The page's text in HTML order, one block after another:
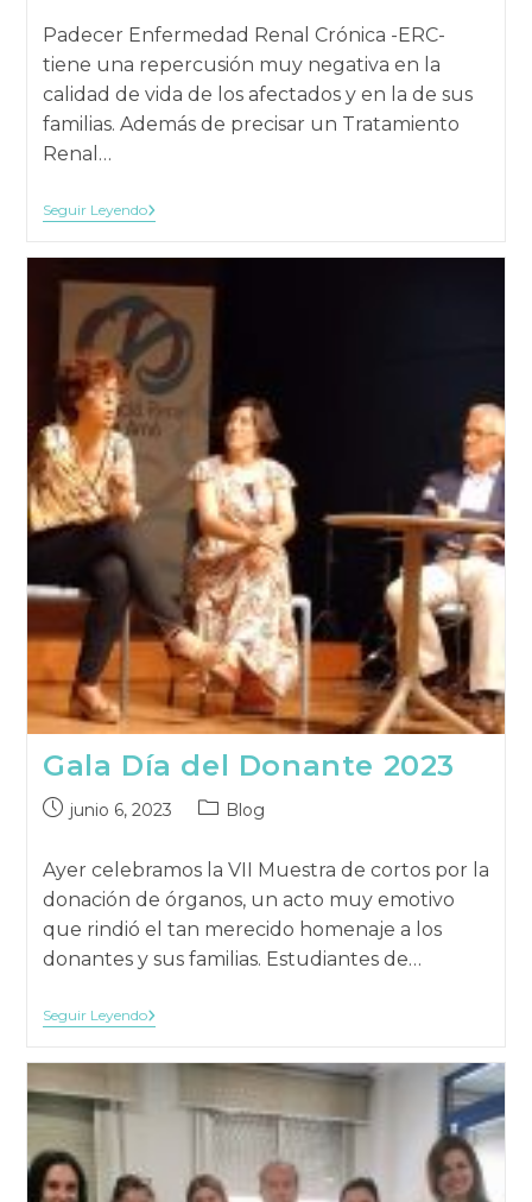
la
publicación:
Padecer Enfermedad Renal Crónica -ERC-
tiene una repercusión muy negativa en la
calidad de vida de los afectados y en la de sus
familias. Además de precisar un Tratamiento
Renal…
Seguir LeyendoHumanización
De
De
Atención
Biopsicosocial
De
Personas
Con
Enfermedad
Renal
Crónica
Familias
Gala Día del Donante 2023
Publicación
junio 6, 2023
Categoría
la
publicación:
Blog
Ayer celebramos la VII Muestra de cortos por la
donación de órganos, un acto muy emotivo
que rindió el tan merecido homenaje a los
donantes y sus familias. Estudiantes de…
Seguir LeyendoGala
Donante